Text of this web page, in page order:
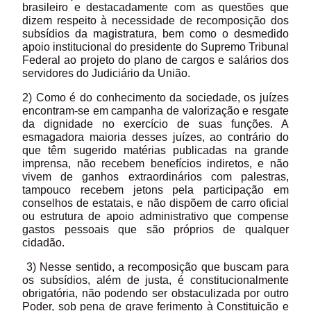
brasileiro e destacadamente com as questões que
dizem respeito à necessidade de recomposição dos
subsídios da magistratura, bem como o desmedido
apoio institucional do presidente do Supremo Tribunal
Federal ao projeto do plano de cargos e salários dos
servidores do Judiciário da União.
2) Como é do conhecimento da sociedade, os juízes
encontram-se em campanha de valorização e resgate
da dignidade no exercício de suas funções. A
esmagadora maioria desses juízes, ao contrário do
que têm sugerido matérias publicadas na grande
imprensa, não recebem benefícios indiretos, e não
vivem de ganhos extraordinários com palestras,
tampouco recebem jetons pela participação em
conselhos de estatais, e não dispõem de carro oficial
ou estrutura de apoio administrativo que compense
gastos pessoais que são próprios de qualquer
cidadão.
3) Nesse sentido, a recomposição que buscam para
os subsídios, além de justa, é constitucionalmente
obrigatória, não podendo ser obstaculizada por outro
Poder, sob pena de grave ferimento à Constituição e